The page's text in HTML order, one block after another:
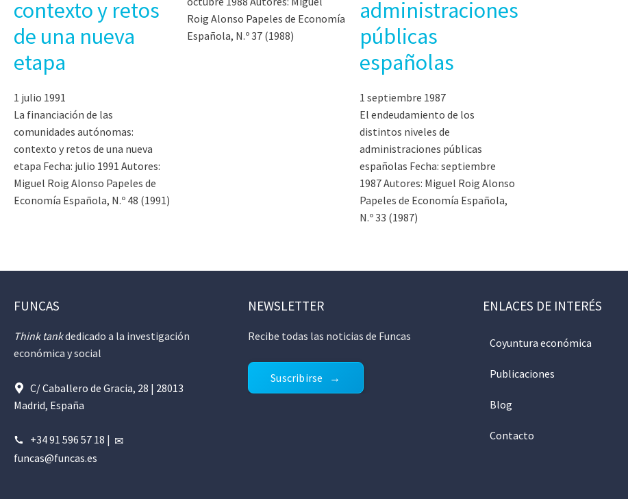
contexto y retos
de una nueva
etapa
1 julio 1991
La financiación de las
comunidades autónomas:
contexto y retos de una nueva
etapa Fecha: julio 1991 Autores:
Miguel Roig Alonso Papeles de
Economía Española, N.º 48 (1991)
Roig Alonso Papeles de Economía
Española, N.º 37 (1988)
administraciones
públicas
españolas
1 septiembre 1987
El endeudamiento de los
distintos niveles de
administraciones públicas
españolas Fecha: septiembre
1987 Autores: Miguel Roig Alonso
Papeles de Economía Española,
N.º 33 (1987)
FUNCAS
Think tankdedicado a la investigación
económica y social
C/ Caballero de Gracia, 28 | 28013
Madrid, España
+34 91 596 57 18 |
funcas@funcas.es
NEWSLETTER
Recibe todas las noticias de Funcas
Suscribirse
ENLACES DE INTERÉS
Coyuntura económica
Publicaciones
Blog
Contacto